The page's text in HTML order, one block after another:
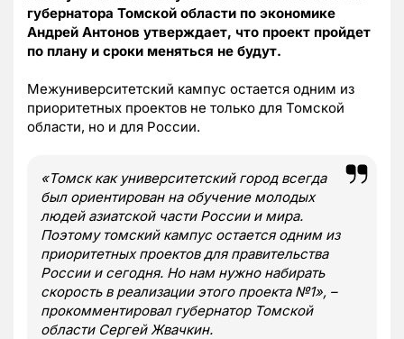
губернатора Томской области по экономике
Андрей Антонов утверждает, что проект пройдет
по плану и сроки меняться не будут.
Межуниверситетский кампус остается одним из
приоритетных проектов не только для Томской
области, но и для России.
«Томск как университетский город всегда
был ориентирован на обучение молодых
людей азиатской части России и мира.
Поэтому томский кампус остается одним из
приоритетных проектов для правительства
России и сегодня. Но нам нужно набирать
скорость в реализации этого проекта №1», –
прокомментировал губернатор Томской
области Сергей Жвачкин.